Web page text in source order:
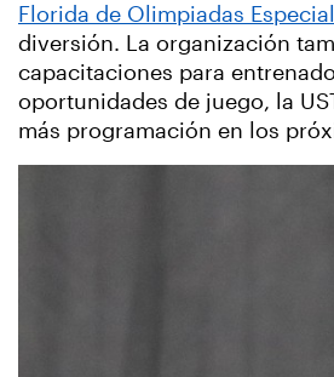
Florida de Olimpiadas
diversión. La organización
capacitaciones para
oportunidades de juego, la
más programación en los